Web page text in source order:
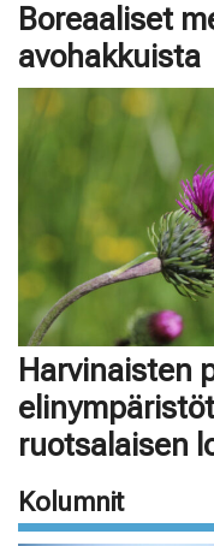
Boreaaliset
avohakkuista
Harvinaisten
ruotsalaisen
Kolumnit